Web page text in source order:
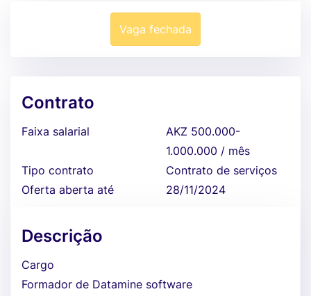
Vaga fechada
Contrato
Faixa salarial
AKZ 500.000-
1.000.000 / mês
Tipo contrato
Contrato de serviços
Oferta aberta até
28/11/2024
Descrição
Cargo
Formador de Datamine software